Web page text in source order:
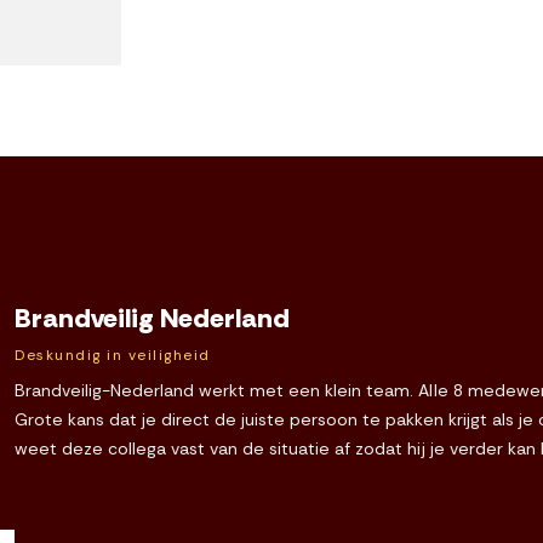
Brandveilig Nederland
Deskundig in veiligheid
Brandveilig-Nederland werkt met een klein team. Alle 8
Grote kans dat je direct de juiste persoon te pakken krijgt als
weet deze collega vast van de situatie af zodat hij je verder kan